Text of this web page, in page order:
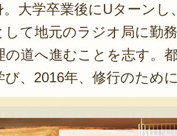
。大学卒業後にUターンし
して地元のラジオ局に勤
の道へ進むことを志す。
び、2016年、修行のため
ア料理の中でも特にトス
受け、2017年に独立。新